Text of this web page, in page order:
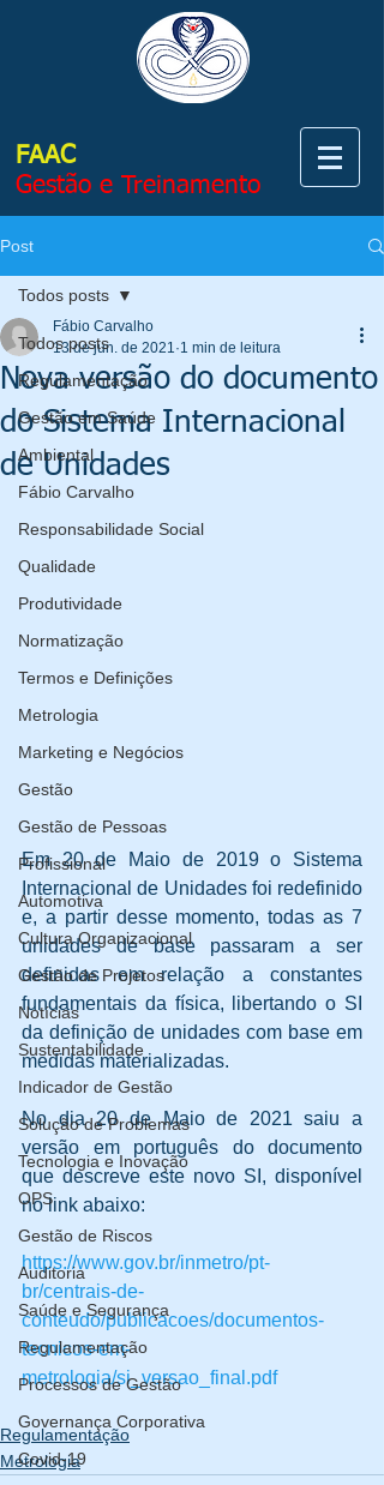
FAAC
Gestão e Treinamento
Post
Todos posts
Regulamentação
Gestão em Saúde
Ambiental
Fábio Carvalho
Responsabilidade Social
Qualidade
Produtividade
Normatização
Termos e Definições
Metrologia
Marketing e Negócios
Gestão
Gestão de Pessoas
Profissional
Automotiva
Cultura Organizacional
Gestão de Projetos
Notícias
Sustentabilidade
Indicador de Gestão
Solução de Problemas
Tecnologia e Inovação
OPS
Gestão de Riscos
Auditoria
Saúde e Segurança
Regulamentação
Processos de Gestão
Governança Corporativa
Covid-19
Todos posts
Nova versão do documento
do Sistema Internacional
de Unidades
Fábio Carvalho
13 de jun. de 2021 1 min de leitura
Em 20 de Maio de 2019 o Sistema
Internacional de Unidades foi redefinido
e, a partir desse momento, todas as 7
unidades de base passaram a ser
definidas em relação a constantes
fundamentais da física, libertando o SI
da definição de unidades com base em
medidas materializadas.
No dia 20 de Maio de 2021 saiu a
versão em português do documento
que descreve este novo SI, disponível
no link abaixo:
https://www.gov.br/inmetro/pt-
br/centrais-de-
conteudo/publicacoes/documentos-
tecnicos-em-
metrologia/si_versao_final.pdf
Regulamentação
Metrologia